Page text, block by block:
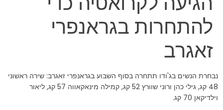
להתחרות בגראנפרי
זאגרב
נבחרת הנשים בג'ודו תתחרה בסוף השבוע בגראנפרי זאגרב: שירה ראשוני
48 קג, גילי כהן ורוני שוורץ 52 קג, קמילה מינאקאווה 57 קג, ליאור
וילדיקאן 70 קג.